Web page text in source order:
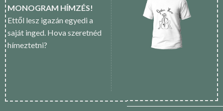
MONOGRAM HÍMZÉS!
Ettől lesz igazán egyedi a
saját inged. Hova szeretnéd
hímeztetni?